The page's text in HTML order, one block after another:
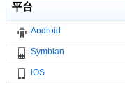
平台
Android
Symbian
iOS